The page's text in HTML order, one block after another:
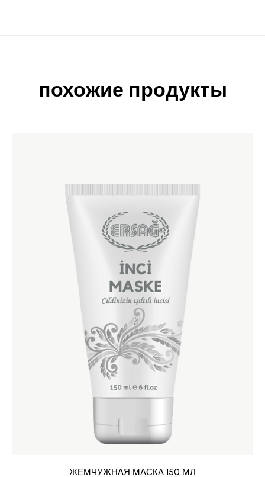
похожие продукты
ЖЕМЧУЖНАЯ МАСКА 150 МЛ